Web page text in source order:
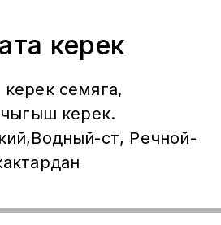
келип корсонор болот
Амина бар
керек
семяга,
керек.
ст, Речной-